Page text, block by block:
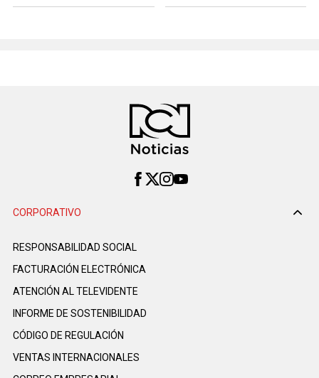
CORPORATIVO
RESPONSABILIDAD SOCIAL
FACTURACIÓN ELECTRÓNICA
ATENCIÓN AL TELEVIDENTE
INFORME DE SOSTENIBILIDAD
CÓDIGO DE REGULACIÓN
VENTAS INTERNACIONALES